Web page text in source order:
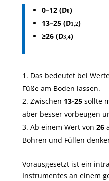
0–12 (D0)
13–25 (D1,2)
≥26 (D3,4)
Das bedeutet bei
Füße am Boden lassen.
Zwischen 13-25sollte
aber besser vorbeugen
Ab einem Wert von 26
Bohren und Füllen
Vorausgesetzt ist ein
Instrumentes an einem